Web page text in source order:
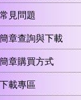
常見問題
簡章查詢與下載
簡章購買方式
下載專區